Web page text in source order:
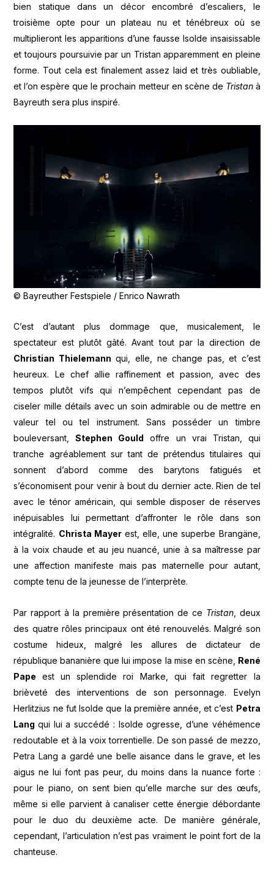
bien statique dans un décor encombré d’escaliers, le
troisième opte pour un plateau nu et ténébreux où se
multiplieront les apparitions d’une fausse Isolde insaisissable
et toujours poursuivie par un Tristan apparemment en pleine
forme. Tout cela est finalement assez laid et très oubliable,
et l’on espère que le prochain metteur en scène de Tristanà
Bayreuth sera plus inspiré.
© Bayreuther Festspiele / Enrico Nawrath
C’est d’autant plus dommage que, musicalement, le
spectateur est plutôt gâté. Avant tout par la direction de
Christian Thielemann qui, elle, ne change pas, et c’est
heureux. Le chef allie raffinement et passion, avec des
tempos plutôt vifs qui n’empêchent cependant pas de
ciseler mille détails avec un soin admirable ou de mettre en
valeur tel ou tel instrument. Sans posséder un timbre
bouleversant,Stephen Gould offre un vrai Tristan, qui
tranche agréablement sur tant de prétendus titulaires qui
sonnent d’abord comme des barytons fatigués et
s’économisent pour venir à bout du dernier acte. Rien de tel
avec le ténor américain, qui semble disposer de réserves
inépuisables lui permettant d’affronter le rôle dans son
intégralité. Christa Mayerest, elle, une superbe Brangäne,
à la voix chaude et au jeu nuancé, unie à sa maîtresse par
une affection manifeste mais pas maternelle pour autant,
compte tenu de la jeunesse de l’interprète.
Par rapport à la première présentation de ce Tristan, deux
des quatre rôles principaux ont été renouvelés. Malgré son
costume hideux, malgré les allures de dictateur de
république bananière que lui impose la mise en scène, René
Pape est un splendide roi Marke, qui fait regretter la
brièveté des interventions de son personnage. Evelyn
Herlitzius ne fut Isolde que la première année, et c’est Petra
Langqui lui a succédé : Isolde ogresse, d’une véhémence
redoutable et à la voix torrentielle. De son passé de mezzo,
Petra Lang a gardé une belle aisance dans le grave, et les
aigus ne lui font pas peur, du moins dans la nuance forte :
pour le piano, on sent bien qu’elle marche sur des œufs,
même si elle parvient à canaliser cette énergie débordante
pour le duo du deuxième acte. De manière générale,
cependant, l’articulation n’est pas vraiment le point fort de la
chanteuse.